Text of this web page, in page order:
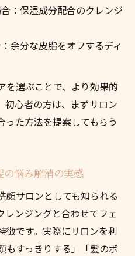
：保湿成分配合のクレンジ
余分な皮脂をオフするディ
を選ぶことで、より効果的
初心者の方は、まずサロン
った方法を提案してもらう
の悩み解消の実感
顔サロンとしても知られる
レンジングと合わせてフェ
徴です。実際にサロンを利
もすっきりする」「髪のボ